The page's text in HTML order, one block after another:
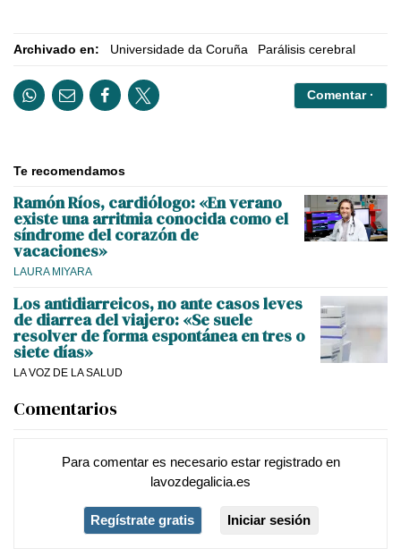
Archivado en: Universidade da Coruña Parálisis cerebral
Comentar ·
Te recomendamos
Ramón Ríos, cardiólogo: «En verano
existe una arritmia conocida como el
síndrome del corazón de
vacaciones»
LAURA MIYARA
Los antidiarreicos, no ante casos leves
de diarrea del viajero: «Se suele
resolver de forma espontánea en tres o
siete días»
LA VOZ DE LA SALUD
Comentarios
Para comentar es necesario estar registradoen
lavozdegalicia.es
Regístrate gratis Iniciar sesión